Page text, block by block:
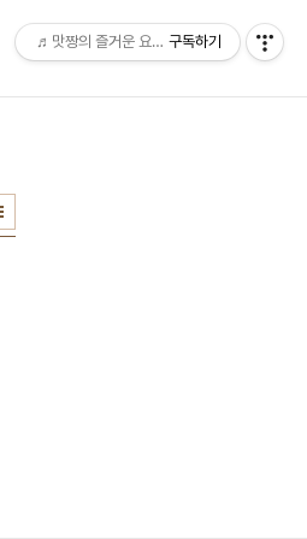
위치로그 방명록
♬맛짱의 즐거운 요리시간♬
구독하기